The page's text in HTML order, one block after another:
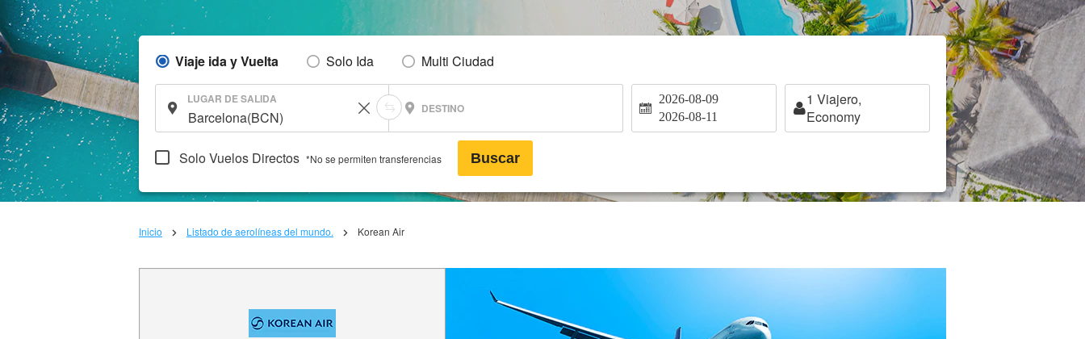
Viaje ida y Vuelta Solo Ida Multi Ciudad
LUGAR DE SALIDA
DESTINO
2026-08-09
2026-08-11
1 Viajero,
Economy
Solo Vuelos Directos *No se permiten transferencias Buscar
Inicio Listado de aerolíneas del mundo. Korean Air